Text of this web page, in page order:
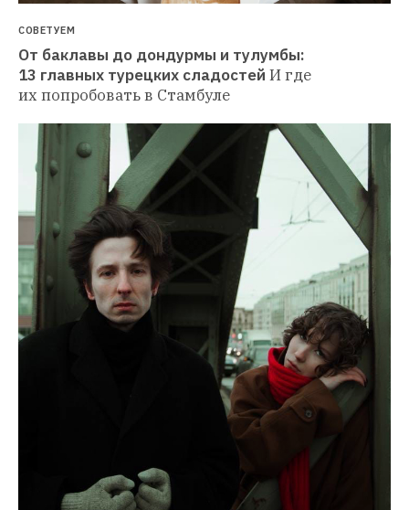
СОВЕТУЕМ
От баклавы до дондурмы и тулумбы:
13 главных турецких сладостей И где
их попробовать в Стамбуле